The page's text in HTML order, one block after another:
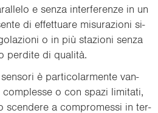
e senza in­ter­fe­ren­ze in un
di ef­fet­tua­re mi­su­ra­zio­ni si­
o in più sta­zio­ni senza
per­di­te di qualità.
è par­ti­co­lar­men­te van­
o con spazi li­mi­ta­ti,
scen­de­re a com­pro­mes­si in ter­